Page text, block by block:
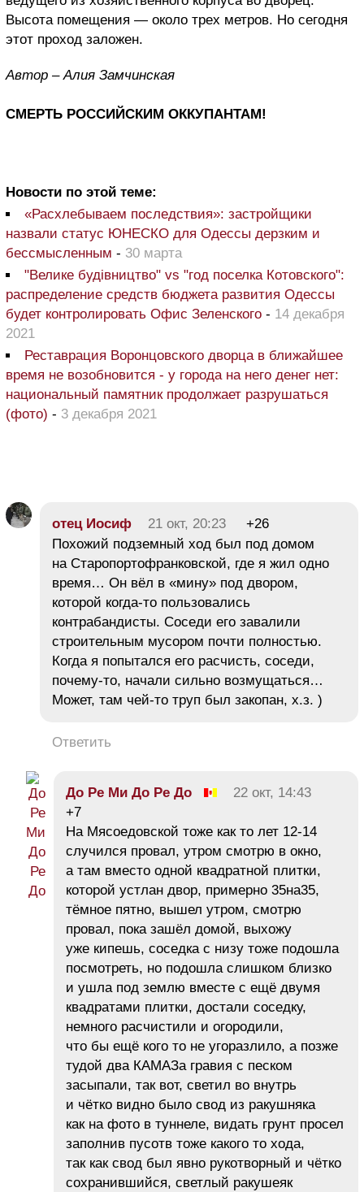
Высота помещения — около трех метров. Но сегодня
этот проход заложен.
Автор – Алия Замчинская
СМЕРТЬ РОССИЙСКИМ ОККУПАНТАМ!
Новости по этой теме:
«Расхлебываем последствия»: застройщики
назвали статус ЮНЕСКО для Одессы дерзким и
бессмысленным - 30 марта
"Велике будівництво" vs "год поселка Котовского":
распределение средств бюджета развития Одессы
будет контролировать Офис Зеленского - 14 декабря
2021
Реставрация Воронцовского дворца в ближайшее
время не возобновится - у города на него денег нет:
национальный памятник продолжает разрушаться
(фото) - 3 декабря 2021
отец Иосиф 21 окт, 20:23
+26
Похожий подземный ход был под домом
на Старопортофранковской, где я жил одно
время… Он вёл в «мину» под двором,
которой когда-то пользовались
контрабандисты. Соседи его завалили
строительным мусором почти полностью.
Когда я попытался его расчисть, соседи,
почему-то, начали сильно возмущаться…
Может, там чей-то труп был закопан, х.з. )
Ответить
До Ре Ми До Ре До
22 окт, 14:43
+7
На Мясоедовской тоже как то лет 12-14
случился провал, утром смотрю в окно,
а там вместо одной квадратной плитки,
которой устлан двор, примерно 35на35,
тёмное пятно, вышел утром, смотрю
провал, пока зашёл домой, выхожу
уже кипешь, соседка с низу тоже подошла
посмотреть, но подошла слишком близко
и ушла под землю вместе с ещё двумя
квадратами плитки, достали соседку,
немного расчистили и огородили,
что бы ещё кого то не угоразлило, а позже
тудой два КАМАЗа гравия с песком
засыпали, так вот, светил во внутрь
и чётко видно было свод из ракушняка
как на фото в туннеле, видать грунт просел
заполнив пусотв тоже какого то хода,
так как свод был явно рукотворный и чётко
сохранившийся, светлый ракушеяк